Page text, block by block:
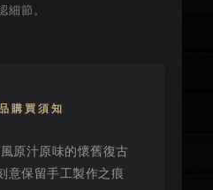
細節。
購買須知
原汁原味的懷舊復古
意保留手工製作之痕